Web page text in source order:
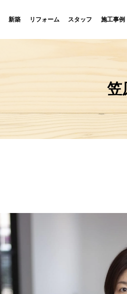
新築 リフォーム スタッフ 施工事例
笠